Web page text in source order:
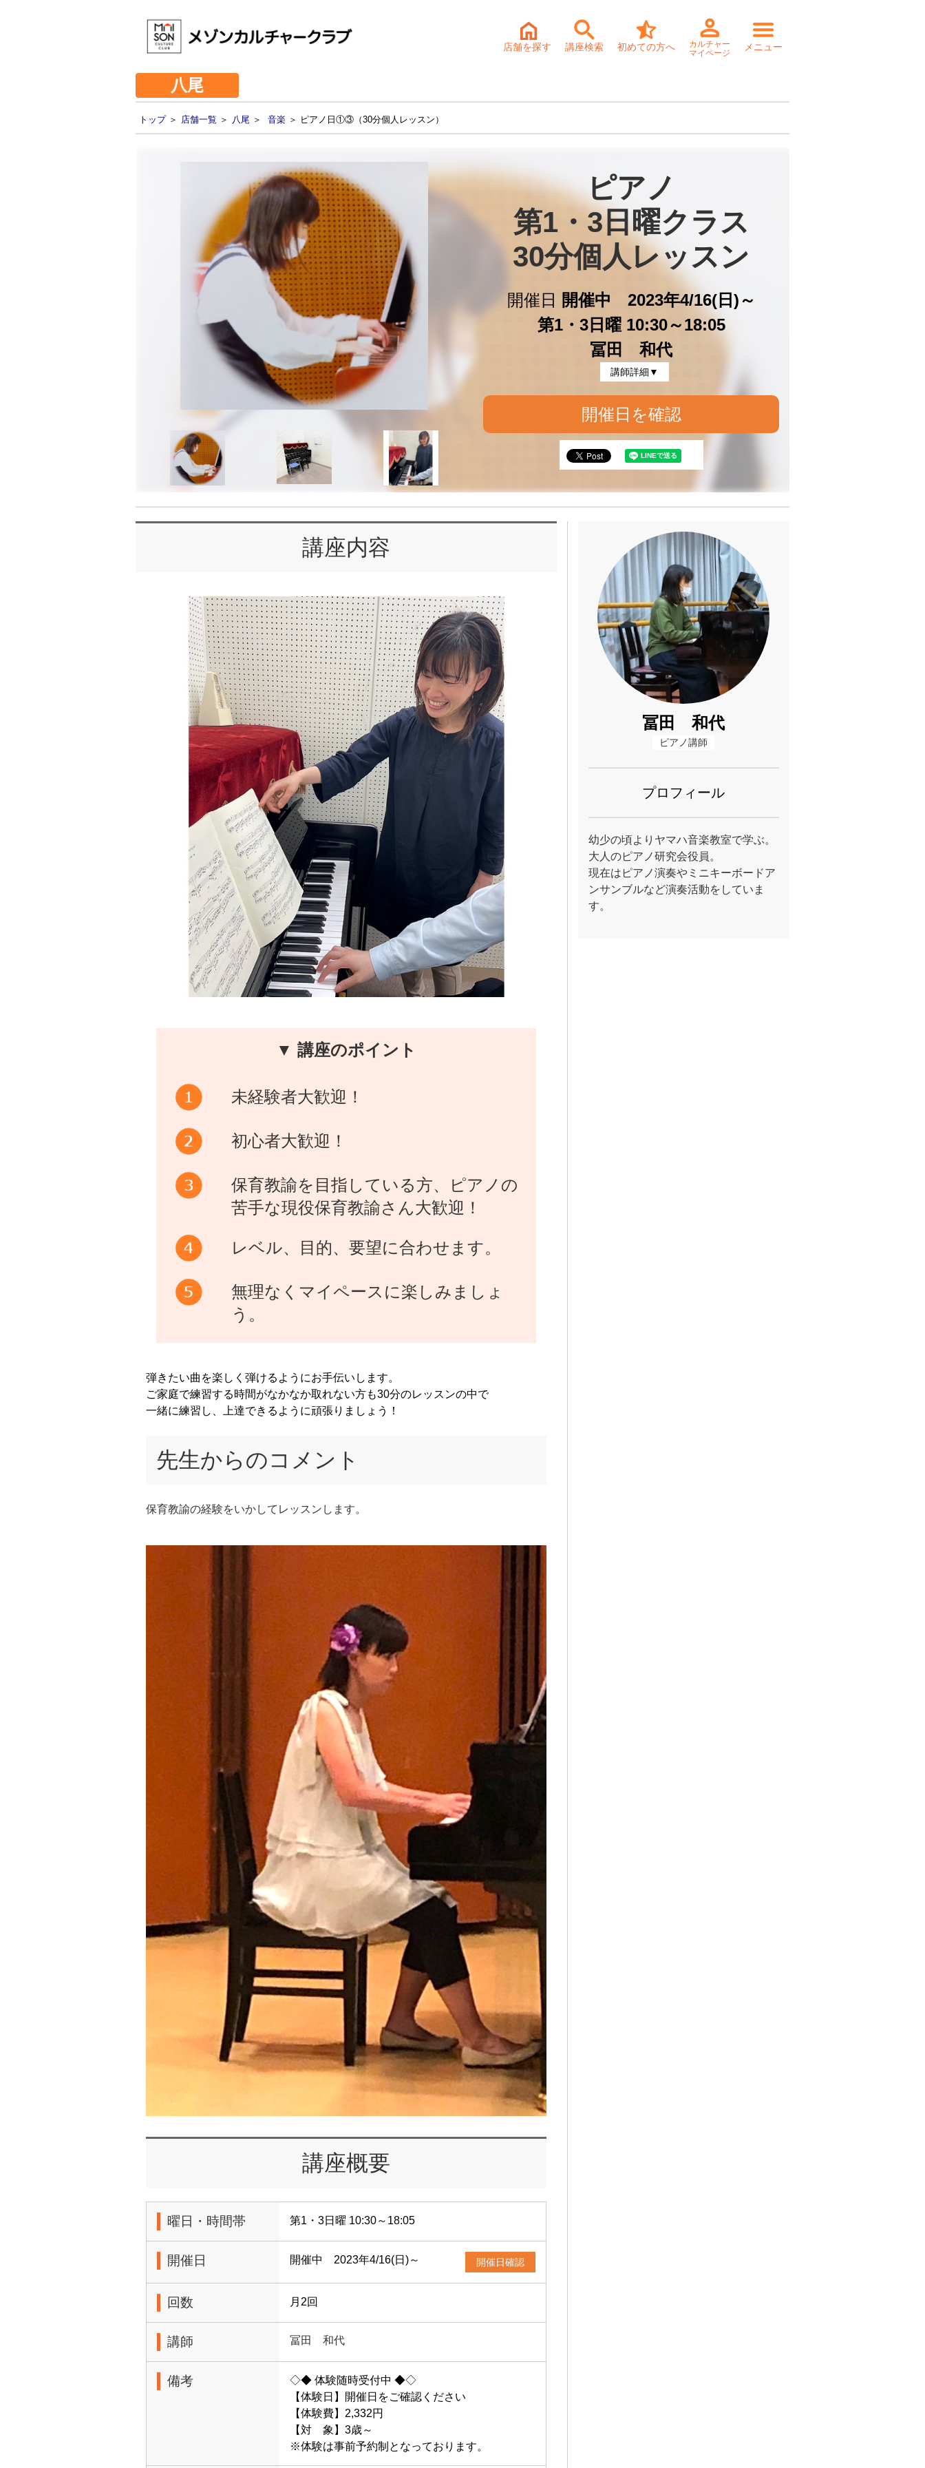
店舗を探す 講座検索 初めての方へ
カルチャー
マイページ
メニュー
八尾
トップ＞ 店舗一覧 ＞ 八尾 ＞ 音楽 ＞ ピアノ日①③（30分個人レッスン）
ピアノ
第1・3日曜クラス
30分個人レッスン
開催日
開催中 2023年4/16(日)～
第1・3日曜 10:30～18:05
冨田 和代
講師詳細▼
開催日を確認
講座内容
▼ 講座のポイント
未経験者大歓迎！
初心者大歓迎！
保育教諭を目指している方、ピアノの
苦手な現役保育教諭さん大歓迎！
レベル、目的、要望に合わせます。
無理なくマイペースに楽しみましょ
う。
弾きたい曲を楽しく弾けるようにお手伝いします。
ご家庭で練習する時間がなかなか取れない方も30分のレッスンの中で
一緒に練習し、上達できるように頑張りましょう！
先生からのコメント
保育教諭の経験をいかしてレッスンします。
講座概要
曜日・時間帯 第1・3日曜 10:30～18:05
開催日 開催中 2023年4/16(日)～ 開催日確認
回数 月2回
講師 冨田 和代
備考
◇◆ 体験随時受付中 ◆◇
【体験日】開催日をご確認ください
【体験費】2,332円
【対 象】3歳～
※体験は事前予約制となっております。
冨田 和代
ピアノ講師
プロフィール
幼少の頃よりヤマハ音楽教室で学ぶ。
大人のピアノ研究会役員。
現在はピアノ演奏やミニキーボードア
ンサンブルなど演奏活動をしていま
す。